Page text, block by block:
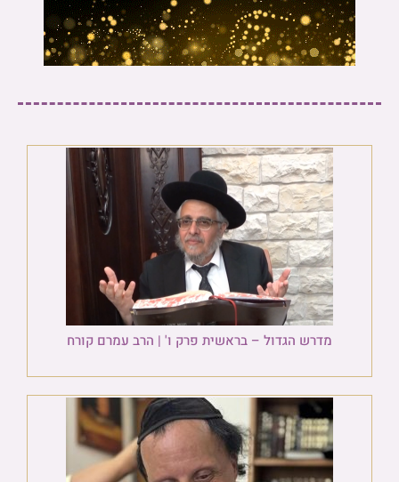
מדרש הגדול – בראשית פרק ו' | הרב עמרם קורח